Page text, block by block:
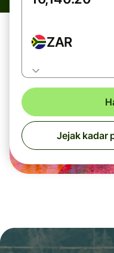
ZAR
Jejak kadar